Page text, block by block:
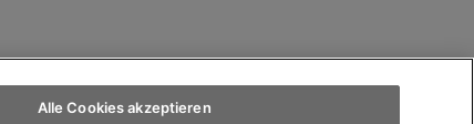
Alle Cookies akzeptieren